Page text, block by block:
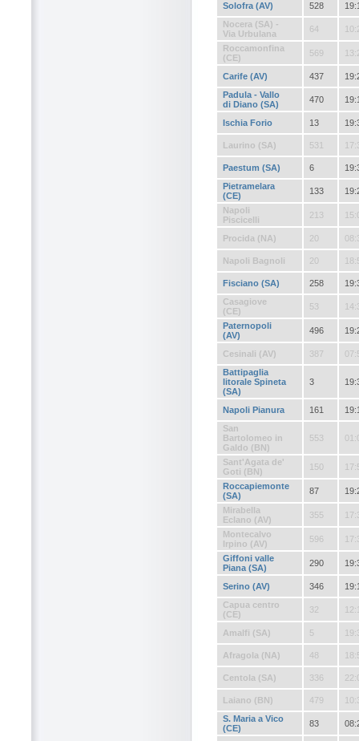
Solofra (AV) 528
Nocera (SA) -
Via Urbulana
64
Roccamonfina
(CE)
569
Carife (AV) 437
Padula - Vallo
di Diano (SA)
470
Ischia Forio 13
Laurino (SA) 531
Paestum (SA) 6
Pietramelara
(CE)
133
Napoli
Piscicelli
213
Procida (NA) 20
Napoli Bagnoli 20
Fisciano (SA) 258
Casagiove
(CE)
53
Paternopoli
(AV)
496
Cesinali (AV) 387
Battipaglia
litorale Spineta
(SA)
3
Napoli Pianura 161
San
Bartolomeo in
Galdo (BN)
553
Sant'Agata de'
Goti (BN)
150
Roccapiemonte
(SA)
87
Mirabella
Eclano (AV)
355
Montecalvo
Irpino (AV)
596
Giffoni valle
Piana (SA)
290
Serino (AV) 346
Capua centro
(CE)
32
Amalfi (SA) 5
Afragola (NA) 48
Centola (SA) 336
Laiano (BN) 479
S. Maria a Vico
(CE)
83